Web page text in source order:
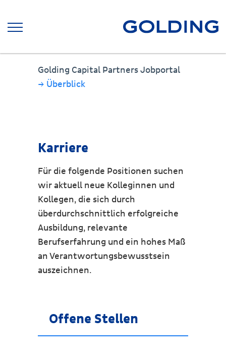
Golding Capital Partners Jobportal
→ Überblick
Karriere
Für die folgende Positionen suchen
wir aktuell neue Kolleginnen und
Kollegen, die sich durch
überdurchschnittlich erfolgreiche
Ausbildung, relevante
Berufserfahrung und ein hohes Maß
an Verantwortungsbewusstsein
auszeichnen.
Offene Stellen